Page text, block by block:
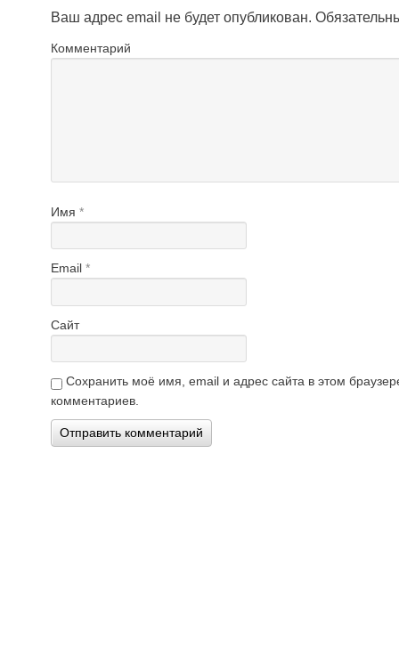
Ваш адрес email не будет опубликован.
Комментарий
Имя *
Email *
Сайт
Сохранить моё имя, email и адрес сайта в этом
комментариев.